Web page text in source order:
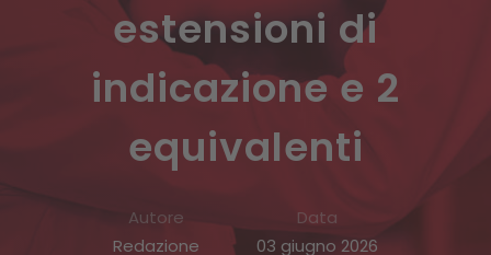
estensioni di
indicazione e 2
equivalenti
Autore
Redazione
Data
03 giugno 2026